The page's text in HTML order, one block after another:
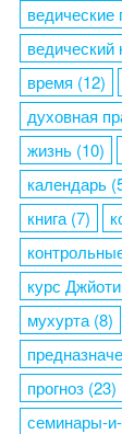
ведические
ведический
время (12)
духовная
жизнь(10)
календарь
книга(7)
курс
мухурта(8)
прогноз(23)
семинары-